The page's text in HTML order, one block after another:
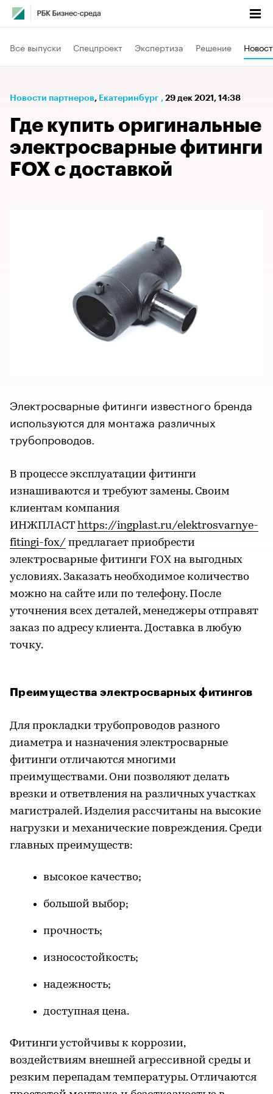
Все выпуски Спецпроект Экспертиза Решение
Новости партнеров⁠, Екатеринбург , 29 дек 2021, 14:38
Где купить оригинальные
электросварные фитинги
FOX с доставкой
Электросварные фитинги известного бренда
используются для монтажа различных
трубопроводов.
В процессе эксплуатации фитинги
изнашиваются и требуют замены. Своим
клиентам компания
ИНЖПЛАСТ https://ingplast.ru/elektrosvarnye-
fitingi-fox/ предлагает приобрести
электросварные фитинги FOX на выгодных
условиях. Заказать необходимое количество
можно на сайте или по телефону. После
уточнения всех деталей, менеджеры отправят
заказ по адресу клиента. Доставка в любую
точку.
Преимущества электросварных фитингов
Для прокладки трубопроводов разного
диаметра и назначения электросварные
фитинги отличаются многими
преимуществами. Они позволяют делать
врезки и ответвления на различных участках
магистралей. Изделия рассчитаны на высокие
нагрузки и механические повреждения. Среди
главных преимуществ:
высокое качество;
большой выбор;
прочность;
износостойкость;
надежность;
доступная цена.
Фитинги устойчивы к коррозии,
воздействиям внешней агрессивной среды и
резким перепадам температуры. Отличаются